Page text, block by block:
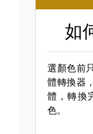
如
選顏色前
體轉換器
體，轉換
色。